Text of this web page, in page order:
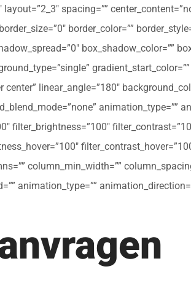
spacing=””
border_color=””
box_shadow_color=””
linear_angle=”180″
animation_type=””
filter_brightness=”100″
column_min_width=””
animation_type=””